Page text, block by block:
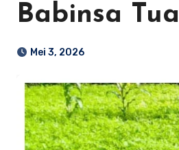
Babinsa
Mei 3, 2026